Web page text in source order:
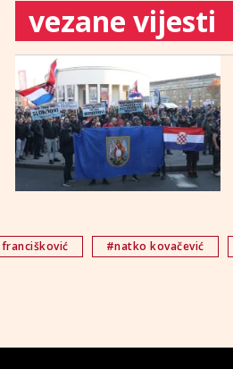
vezane vijesti
#natko kovačević